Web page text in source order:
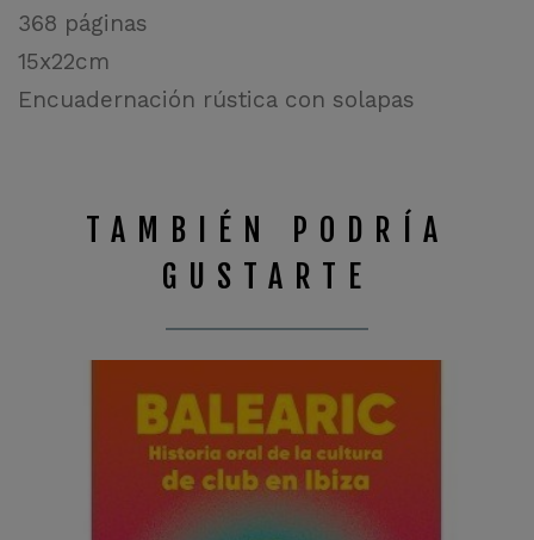
368 páginas
15x22cm
Encuadernación rústica con solapas
TAMBIÉN PODRÍA
GUSTARTE